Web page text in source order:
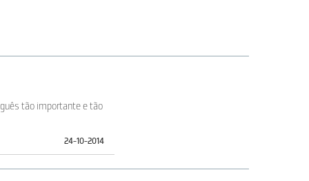
tão importante e tão
24-10-2014